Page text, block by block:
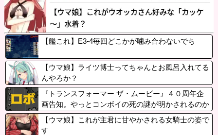
【艦これ】E3-4毎回どこかが噛み合わないでち
【ウマ娘】ライツ博士ってちゃんとお風呂入れてる
んやろか？
『トランスフォーマー ザ・ムービー』４０周年企
画告知。やっとコンボイの死の謎が明かされるのか
【ウマ娘】これが主君に甘やかされる女騎士の姿で
す